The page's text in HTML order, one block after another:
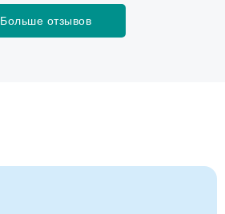
Больше отзывов